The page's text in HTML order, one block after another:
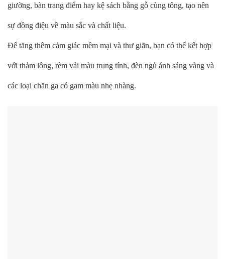
giường, bàn trang điểm hay kệ sách bằng gỗ cùng tông, tạo nên
sự đồng điệu về màu sắc và chất liệu.
Để tăng thêm cảm giác mềm mại và thư giãn, bạn có thể kết hợp
với thảm lông, rèm vải màu trung tính, đèn ngủ ánh sáng vàng và
các loại chăn ga có gam màu nhẹ nhàng.